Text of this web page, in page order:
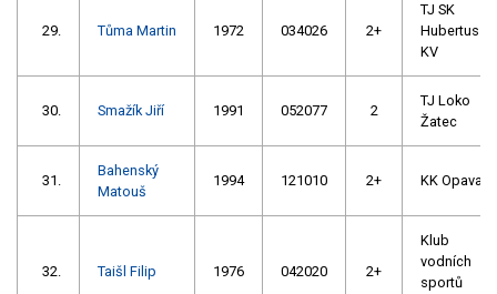
29. Tůma Martin 1972 034026 2+
TJ SK
Hubertus
KV
30. Smažík Jiří 1991 052077 2
TJ Loko
Žatec
31.
Bahenský
Matouš
1994 121010 2+ KK Opava
32. Taišl Filip 1976 042020 2+
Klub
vodních
sportů